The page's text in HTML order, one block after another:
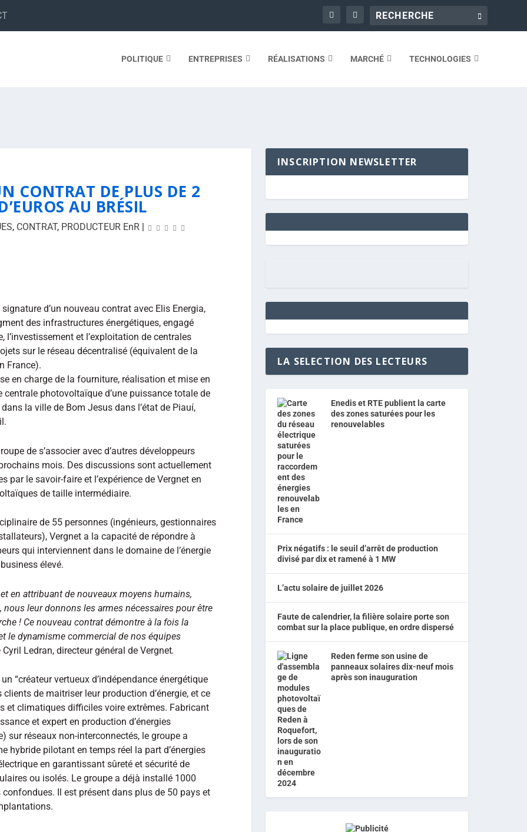
POLITIQUE ENTREPRISES RÉALISATIONS MARCHÉ TECHNOLOGIES
CONTRAT DE PLUS DE 2
AU BRÉSIL
, CONTRAT, PRODUCTEUR EnR |
d’un nouveau contrat avec Elis Energia,
des infrastructures énergétiques, engagé
et l’exploitation de centrales
sur le réseau décentralisé (équivalent de la
France).
en charge de la fourniture, réalisation et mise en
centrale photovoltaïque d’une puissance totale de
la ville de Bom Jesus dans l’état de Piauí,
de s’associer avec d’autres développeurs
mois. Des discussions sont actuellement
par le savoir-faire et l’expérience de Vergnet en
de taille intermédiaire.
de 55 personnes (ingénieurs, gestionnaires
Vergnet a la capacité de répondre à
qui interviennent dans le domaine de l’énergie
élevé.
en attribuant de nouveaux moyens humains,
leur donnons les armes nécessaires pour être
! Ce nouveau contrat démontre à la fois la
le dynamisme commercial de nos équipes
Cyril Ledran, directeur général de Vergnet.
“créateur vertueux d’indépendance énergétique
de maitriser leur production d’énergie, et ce
et climatiques difficiles voire extrêmes. Fabricant
et expert en production d’énergies
sur réseaux non-interconnectés, le groupe a
hybride pilotant en temps réel la part d’énergies
en garantissant sûreté et sécurité de
ou isolés. Le groupe a déjà installé 1000
Il est présent dans plus de 50 pays et
INSCRIPTION NEWSLETTER
LA SELECTION DES LECTEURS
Enedis et RTE publient la carte
des zones saturées pour les
renouvelables
Prix négatifs : le seuil d’arrêt de production
divisé par dix et ramené à 1 MW
L’actu solaire de juillet 2026
Faute de calendrier, la filière solaire porte son
combat sur la place publique, en ordre dispersé
Reden ferme son usine de
panneaux solaires dix-neuf mois
après son inauguration